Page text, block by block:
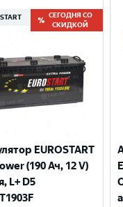
СЕГОДНЯ СО
СКИДКОЙ
EUROSTART
(190 Ач, 12 V)
L+ D5
Великий